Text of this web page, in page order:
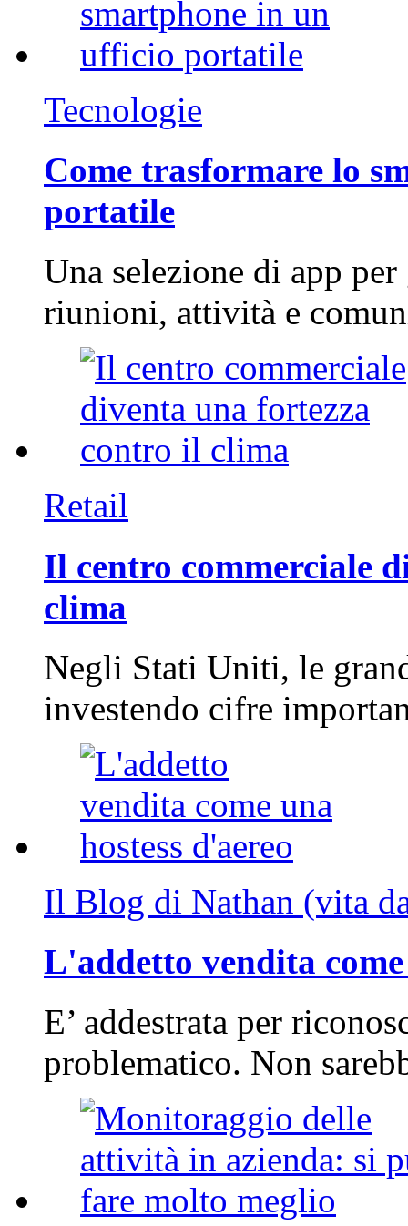
Tecnologie
Come trasformare lo
portatile
Una selezione di app
riunioni, attività e
Retail
Il centro commerciale
clima
Negli Stati Uniti, le
investendo cifre
Il Blog di Nathan (vita
L'addetto vendita
E’ addestrata per
problematico. Non